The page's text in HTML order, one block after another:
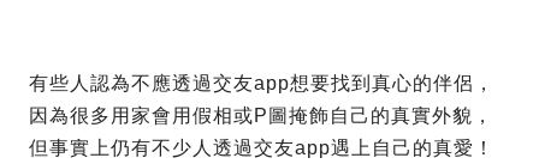
有些人認為不應透過交友app想要找到真心的伴侶，
因為很多用家會用假相或P圖掩飾自己的真實外貌，
但事實上仍有不少人透過交友app遇上自己的真愛！